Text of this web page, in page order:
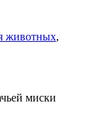
животных,
миски